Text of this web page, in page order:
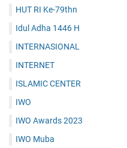
HUT RI Ke-79thn
Idul Adha 1446 H
INTERNASIONAL
INTERNET
ISLAMIC CENTER
IWO
IWO Awards 2023
IWO Muba